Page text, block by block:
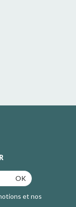
OK
et nos